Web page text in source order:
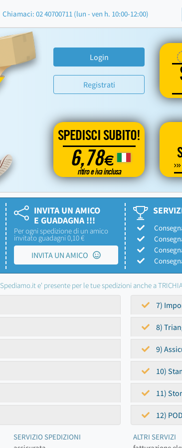
Chiamaci: 02 40700711 (lun - ven h. 10:00-12:00)
Login
Registrati
SPEDISCI SUBITO!
6,78€
ritiro e iva inclusa
INVITA UN AMICO
E GUADAGNA !!!
Per ogni spedizione di un amico
invitato guadagni 0,10 €
INVITA UN AMICO
Spediamo.it e' presente per le tue spedizioni anche a
7)
8)
9)
10)
11)
12) POD
SERVIZIO SPEDIZIONI
ALTRI SERVIZI